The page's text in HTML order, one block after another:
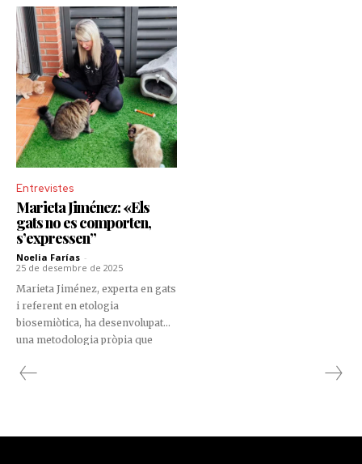
Entrevistes
Marieta Jiménez: «Els
gats no es comporten,
s’expressen”
Noelia Farías -
25 de desembre de 2025
Marieta Jiménez, experta en gats
i referent en etologia
biosemiòtica, ha desenvolupat
una metodologia pròpia que
salut emocional per comprendre